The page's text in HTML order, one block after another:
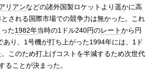
リアンなどの諸外国製ロケットより遥かに高
される国際市場での競争力は無かった。これ
た1982年当時の1ドル240円のレートから円
あり、1号機が打ち上がった1994年には、1ド
このため打上げコストを半減するため次世代
ることが決まった。